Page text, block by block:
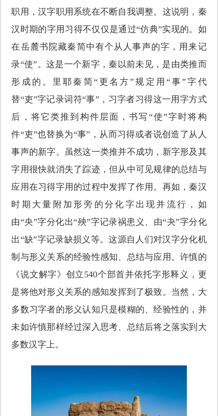
职用，汉字职用系统在不断自我调整。这说明，秦
汉时期的字用习得不仅仅是通过“仿典”实现的。如
在岳麓书院藏秦简中有个从人事声的字，用来记
录“使”。这是一个新字，秦以前未见，是由类推而
形成的。里耶秦简“更名方”规定用“事”字代
替“吏”字记录词符“事”，习字者习得这一用字方式
后，将它类推到构件层面，书写“使”字时将构
件“吏”也替换为“事”，从而习得或者说创造了从人
事声的新字。虽然这一类推并不成功，新字形及其
字用很快就消失了踪迹，但从中可见规律的总结与
应用在习得字用的过程中发挥了作用。再如，秦汉
时期大量附加形旁的分化字出现并流行，如
由“央”字分化出“殃”字记录祸患义、由“夬”字分化
出“缺”字记录缺损义等。这源自人们对汉字分化机
制与形义关系的经验性感知、总结与应用。许慎的
《说文解字》创立540个部首并依托字形释义，更
是将他对形义关系的感知发挥到了极致。当然，大
多数习字者的形义认知只是模糊的、经验性的，并
未如许慎那样经过深入思考、总结后将之落实到大
多数汉字上。